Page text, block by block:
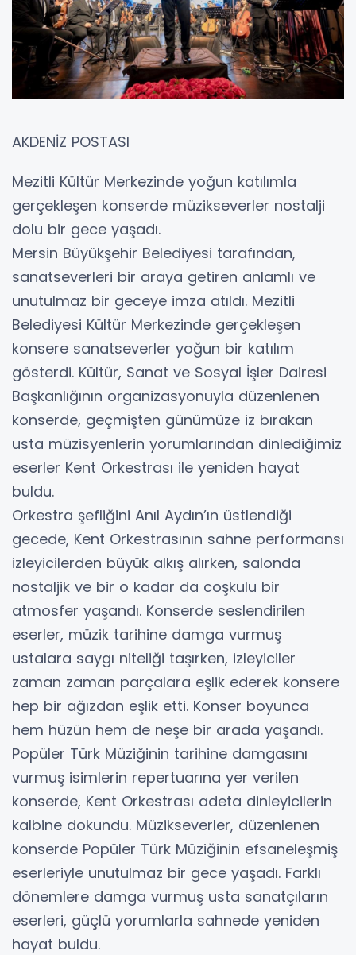
AKDENİZ POSTASI
Mezitli Kültür Merkezinde yoğun katılımla
gerçekleşen konserde müzikseverler nostalji
dolu bir gece yaşadı.
Mersin Büyükşehir Belediyesi tarafından,
sanatseverleri bir araya getiren anlamlı ve
unutulmaz bir geceye imza atıldı. Mezitli
Belediyesi Kültür Merkezinde gerçekleşen
konsere sanatseverler yoğun bir katılım
gösterdi. Kültür, Sanat ve Sosyal İşler Dairesi
Başkanlığının organizasyonuyla düzenlenen
konserde, geçmişten günümüze iz bırakan
usta müzisyenlerin yorumlarından dinlediğimiz
eserler Kent Orkestrası ile yeniden hayat
buldu.
Orkestra şefliğini Anıl Aydın’ın üstlendiği
gecede, Kent Orkestrasının sahne performansı
izleyicilerden büyük alkış alırken, salonda
nostaljik ve bir o kadar da coşkulu bir
atmosfer yaşandı. Konserde seslendirilen
eserler, müzik tarihine damga vurmuş
ustalara saygı niteliği taşırken, izleyiciler
zaman zaman parçalara eşlik ederek konsere
hep bir ağızdan eşlik etti. Konser boyunca
hem hüzün hem de neşe bir arada yaşandı.
Popüler Türk Müziğinin tarihine damgasını
vurmuş isimlerin repertuarına yer verilen
konserde, Kent Orkestrası adeta dinleyicilerin
kalbine dokundu. Müzikseverler, düzenlenen
konserde Popüler Türk Müziğinin efsaneleşmiş
eserleriyle unutulmaz bir gece yaşadı. Farklı
dönemlere damga vurmuş usta sanatçıların
eserleri, güçlü yorumlarla sahnede yeniden
hayat buldu.